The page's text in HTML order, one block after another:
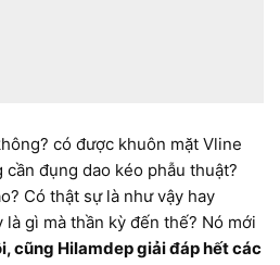
có được khuôn mặt Vline
đụng dao kéo phẫu thuật?
Có thật sự là như vậy hay
gì mà thần kỳ đến thế? Nó mới
cũng Hilamdep giải đáp hết các